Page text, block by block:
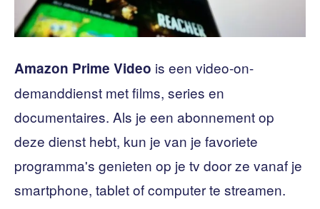
Amazon Prime Video is een video-on-
demanddienst met films, series en
documentaires. Als je een abonnement op
deze dienst hebt, kun je van je favoriete
programma's genieten op je tv door ze vanaf je
smartphone, tablet of computer te streamen.